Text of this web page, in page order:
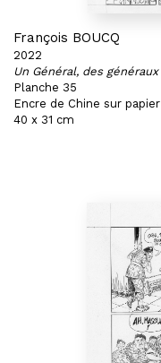
François BOUCQ
2022
Un Général, des généraux
Planche 35
Encre de Chine sur papier
40 x 31 cm